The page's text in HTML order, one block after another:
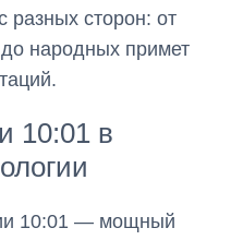
разных сторон: от
народных примет
10:01 в
10:01 — мощный